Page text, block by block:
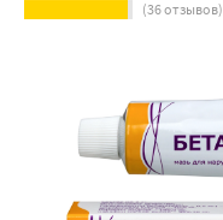
(36отзывов)